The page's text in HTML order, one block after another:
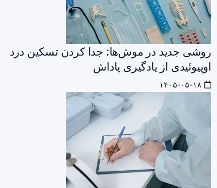
روشی جدید در موش‌ها: جدا کردن تسکین درد
اوپیوئیدی از یادگیری پاداش